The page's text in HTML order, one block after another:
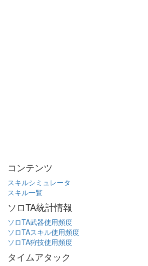
コンテンツ
スキルシミュレータ
スキル一覧
ソロTA統計情報
ソロTA武器使用頻度
ソロTAスキル使用頻度
ソロTA狩技使用頻度
タイムアタック